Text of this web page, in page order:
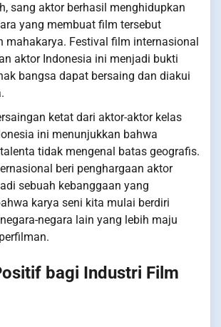
sang aktor berhasil menghidupkan
yang membuat film tersebut
mahakarya. Festival film internasional
aktor Indonesia ini menjadi bukti
bangsa dapat bersaing dan diakui
ketat dari aktor-aktor kelas
ini menunjukkan bahwa
tidak mengenal batas geografis.
beri penghargaan aktor
sebuah kebanggaan yang
karya seni kita mulai berdiri
negara lain yang lebih maju
bagi Industri Film